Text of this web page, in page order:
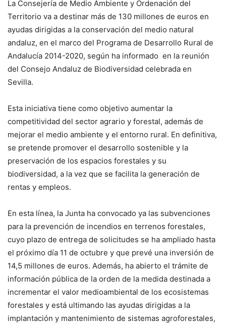
La Consejería de Medio Ambiente y Ordenación del
Territorio va a destinar más de 130 millones de euros en
ayudas dirigidas a la conservación del medio natural
andaluz, en el marco del Programa de Desarrollo Rural de
Andalucía 2014-2020, según ha informado en la reunión
del Consejo Andaluz de Biodiversidad celebrada en
Sevilla.
Esta iniciativa tiene como objetivo aumentar la
competitividad del sector agrario y forestal, además de
mejorar el medio ambiente y el entorno rural. En definitiva,
se pretende promover el desarrollo sostenible y la
preservación de los espacios forestales y su
biodiversidad, a la vez que se facilita la generación de
rentas y empleos.
En esta línea, la Junta ha convocado ya las subvenciones
para la prevención de incendios en terrenos forestales,
cuyo plazo de entrega de solicitudes se ha ampliado hasta
el próximo día 11 de octubre y que prevé una inversión de
14,5 millones de euros. Además, ha abierto el trámite de
información pública de la orden de la medida destinada a
incrementar el valor medioambiental de los ecosistemas
forestales y está ultimando las ayudas dirigidas a la
implantación y mantenimiento de sistemas agroforestales,